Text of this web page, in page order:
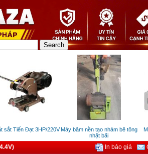
Tiến Đạt 3HP/220VMáy băm nền tạo nhám bê tông
nhật bãi
In báo giá